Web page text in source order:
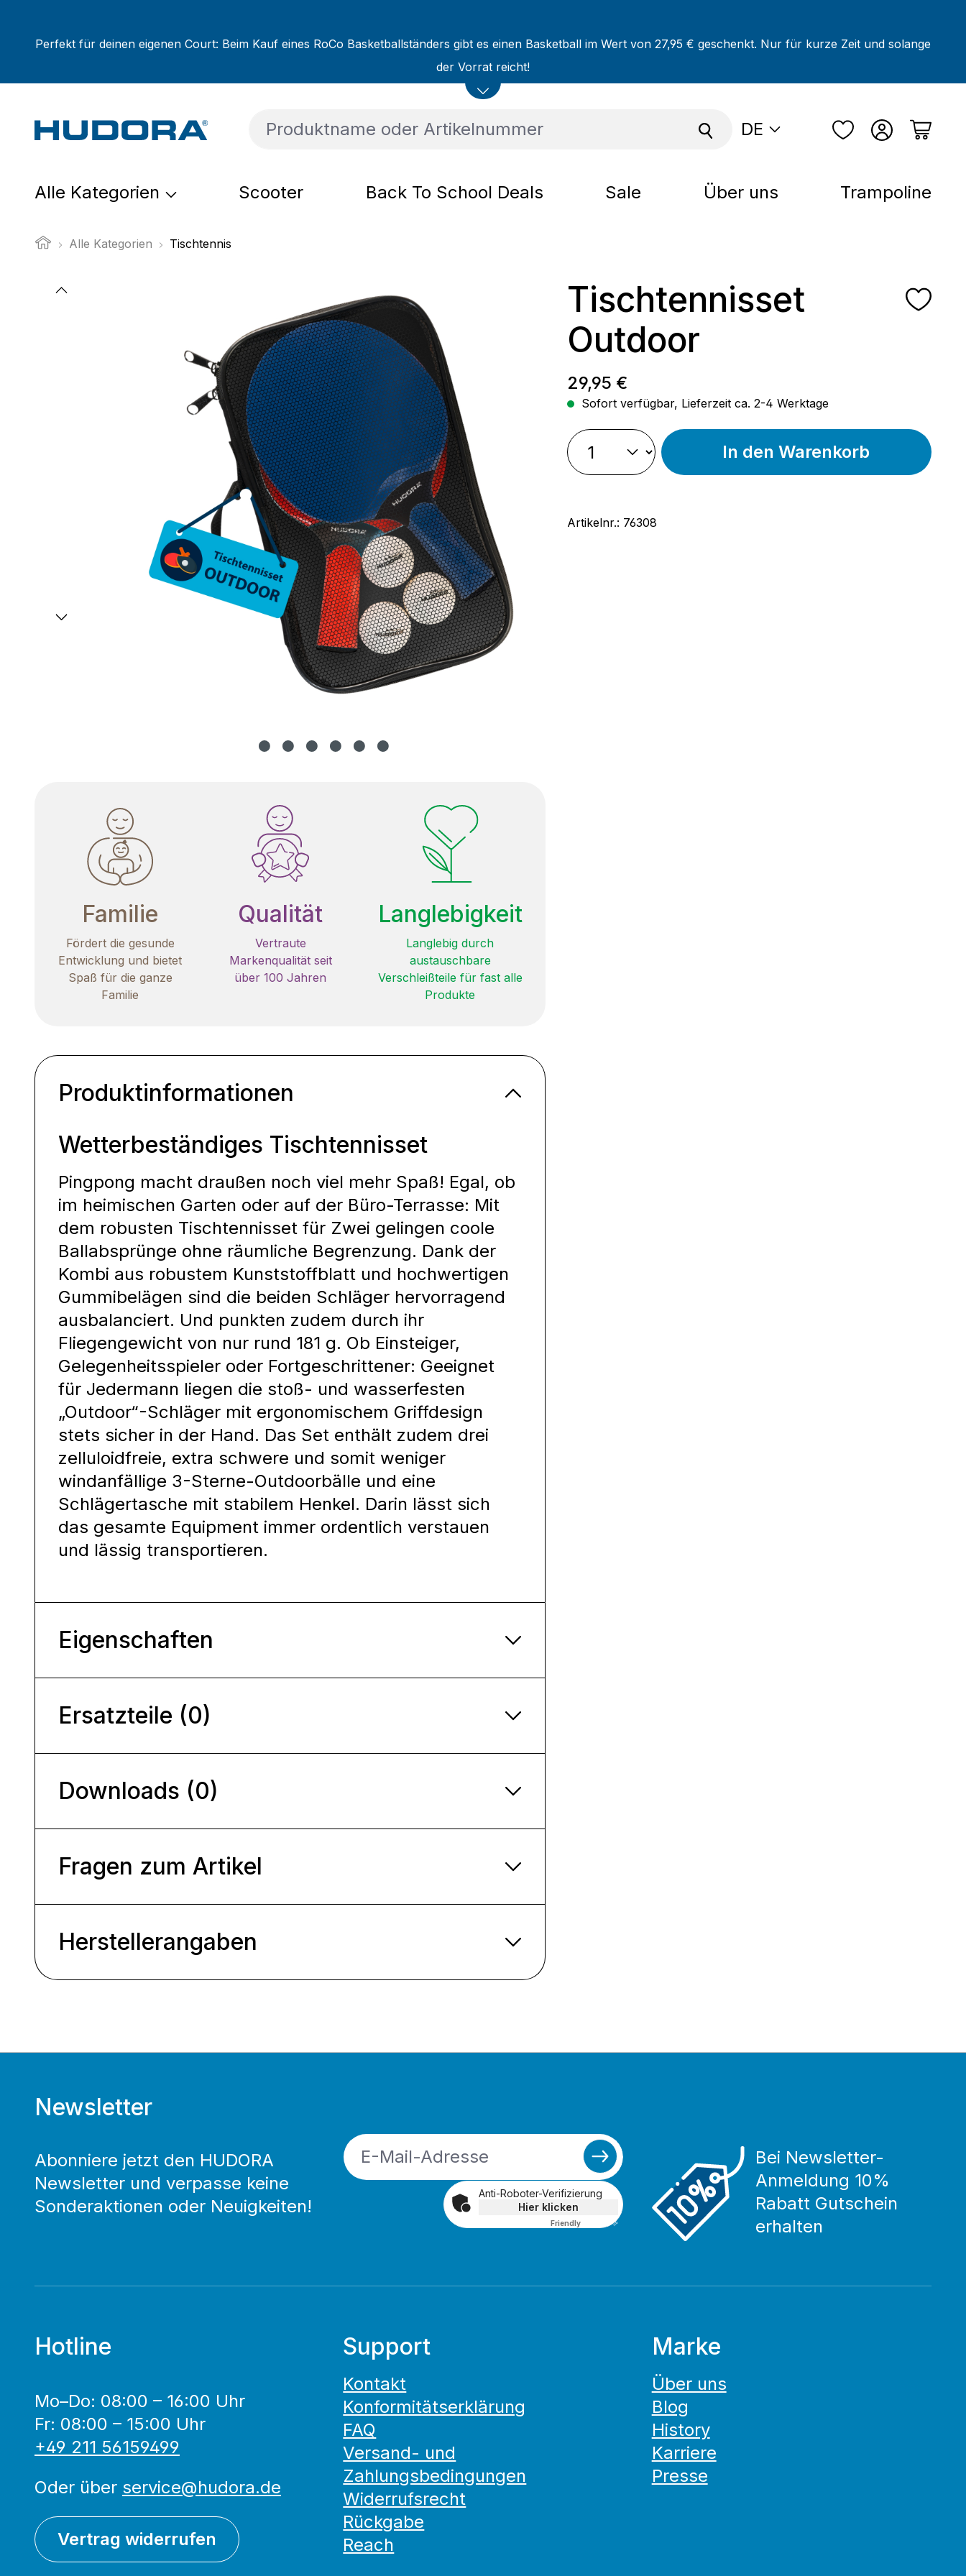
Perfekt für deinen eigenen Court: Beim Kauf eines RoCo Basketballständers gibt es einen Basketball im Wert von 27,95 € geschenkt. Nur für kurze Zeit und solange
der Vorrat reicht!
DE
Alle Kategorien Scooter Back To School Deals Sale Über uns Trampoline
Alle Kategorien Tischtennis
Bildergalerie überspringen
Familie
Fördert die gesunde
Entwicklung und bietet
Spaß für die ganze
Familie
Qualität
Vertraute
Markenqualität seit
über 100 Jahren
Langlebigkeit
Langlebig durch
austauschbare
Verschleißteile für fast alle
Produkte
Tischtennisset
Outdoor
Regulärer Preis:
29,95 €
Sofort verfügbar, Lieferzeit ca. 2-4 Werktage
In den Warenkorb
Artikelnr.: 76308
Produktinformationen
Wetterbeständiges Tischtennisset
Pingpong macht draußen noch viel mehr Spaß! Egal, ob
im heimischen Garten oder auf der Büro-Terrasse: Mit
dem robusten Tischtennisset für Zwei gelingen coole
Ballabsprünge ohne räumliche Begrenzung. Dank der
Kombi aus robustem Kunststoffblatt und hochwertigen
Gummibelägen sind die beiden Schläger hervorragend
ausbalanciert. Und punkten zudem durch ihr
Fliegengewicht von nur rund 181 g. Ob Einsteiger,
Gelegenheitsspieler oder Fortgeschrittener: Geeignet
für Jedermann liegen die stoß- und wasserfesten
„Outdoor“-Schläger mit ergonomischem Griffdesign
stets sicher in der Hand. Das Set enthält zudem drei
zelluloidfreie, extra schwere und somit weniger
windanfällige 3-Sterne-Outdoorbälle und eine
Schlägertasche mit stabilem Henkel. Darin lässt sich
das gesamte Equipment immer ordentlich verstauen
und lässig transportieren.
Eigenschaften
Ersatzteile (0)
Downloads (0)
Fragen zum Artikel
Herstellerangaben
Newsletter
Abonniere jetzt den HUDORA
Newsletter und verpasse keine
Sonderaktionen oder Neuigkeiten!
Anti-Roboter-Verifizierung
Hier klicken
FriendlyCaptcha ⇗
Bei Newsletter-
Anmeldung 10%
Rabatt Gutschein
erhalten
Hotline
Mo–Do: 08:00 – 16:00 Uhr
Fr: 08:00 – 15:00 Uhr
+49 211 56159499
Oder über service@hudora.de
Vertrag widerrufen
Support
Kontakt
Konformitätserklärung
FAQ
Versand- und
Zahlungsbedingungen
Widerrufsrecht
Rückgabe
Reach
Marke
Über uns
Blog
History
Karriere
Presse